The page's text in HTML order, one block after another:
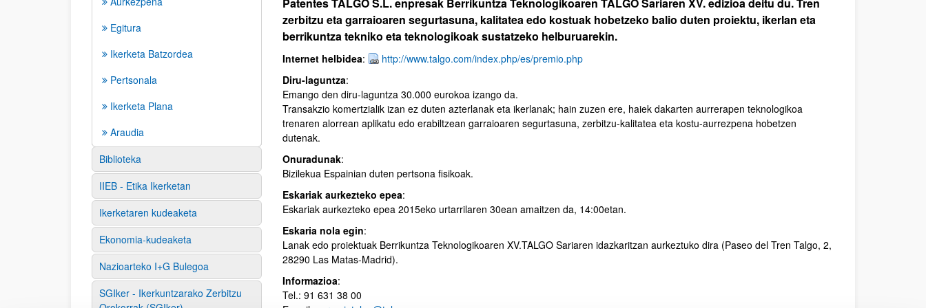
Egitura
Ikerketa Batzordea
Pertsonala
Ikerketa Plana
Araudia
Biblioteka
IIEB - Etika Ikerketan
Ikerketaren kudeaketa
Ekonomia-kudeaketa
Nazioarteko I+G Bulegoa
SGIker - Ikerkuntzarako Zerbitzu
zerbitzu eta garraioaren segurtasuna, kalitatea edo kostuak hobetzeko balio duten proiektu, ikerlan eta
berrikuntza tekniko eta teknologikoak sustatzeko helburuarekin.
Internet helbidea:
http://www.talgo.com/index.php/es/premio.php
Diru-laguntza:
Emango den diru-laguntza 30.000 eurokoa izango da.
Transakzio komertzialik izan ez duten azterlanak eta ikerlanak; hain zuzen ere, haiek dakarten aurrerapen teknologikoa
trenaren alorrean aplikatu edo erabiltzean garraioaren segurtasuna, zerbitzu-kalitatea eta kostu-aurrezpena hobetzen
dutenak.
Onuradunak:
Bizilekua Espainian duten pertsona fisikoak.
Eskariak aurkezteko epea:
Eskariak aurkezteko epea 2015eko urtarrilaren 30ean amaitzen da, 14:00etan.
Eskaria nola egin:
Lanak edo proiektuak Berrikuntza Teknologikoaren XV.TALGO Sariaren idazkaritzan aurkeztuko dira (Paseo del Tren Talgo, 2,
28290 Las Matas-Madrid).
Informazioa:
Tel.: 91 631 38 00